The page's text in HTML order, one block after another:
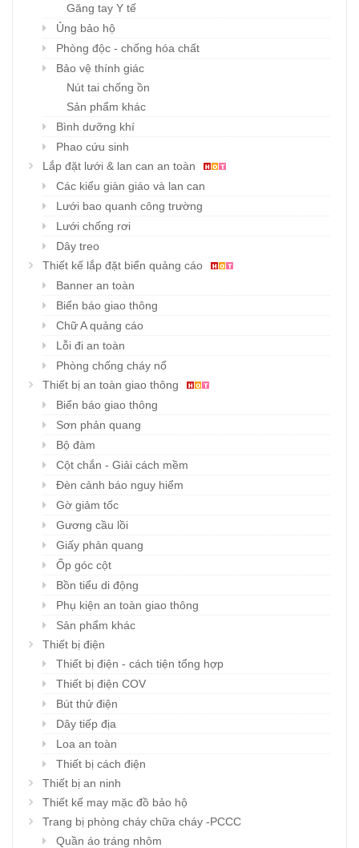
Găng tay Y tế
Ủng bảo hộ
Phòng độc - chống hóa chất
Bảo vệ thính giác
Nút tai chống ồn
Sản phẩm khác
Bình dưỡng khí
Phao cứu sinh
Lắp đặt lưới & lan can an toàn
Các kiểu giàn giáo và lan can
Lưới bao quanh công trường
Lưới chống rơi
Dây treo
Thiết kế lắp đặt biển quảng cáo
Banner an toàn
Biển báo giao thông
Chữ A quảng cáo
Lỗi đi an toàn
Phòng chống cháy nổ
Thiết bị an toàn giao thông
Biển báo giao thông
Sơn phản quang
Bộ đàm
Cột chắn - Giải cách mềm
Đèn cảnh báo nguy hiểm
Gờ giảm tốc
Gương cầu lồi
Giấy phản quang
Ốp góc cột
Bồn tiểu di động
Phụ kiện an toàn giao thông
Sản phẩm khác
Thiết bị điện
Thiết bị điện - cách tiện tổng hợp
Thiết bị điện COV
Bút thử điện
Dây tiếp địa
Loa an toàn
Thiết bị cách điện
Thiết bị an ninh
Thiết kế may mặc đồ bảo hộ
Trang bị phòng cháy chữa cháy -PCCC
Quần áo tráng nhôm